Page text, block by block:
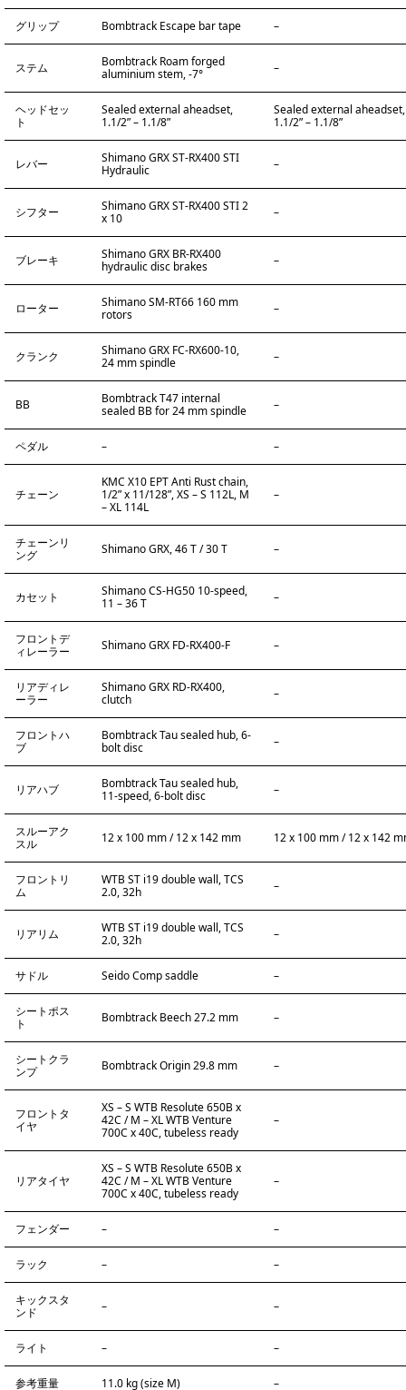
グリップ Bombtrack Escape bar tape –
ステム
Bombtrack Roam forged
aluminium stem, -7°
–
ヘッドセッ
ト
Sealed external aheadset,
1.1/2” – 1.1/8”
Sealed external aheadset,
1.1/2” – 1.1/8”
レバー
Shimano GRX ST-RX400 STI
Hydraulic
–
シフター
Shimano GRX ST-RX400 STI 2
x 10
–
ブレーキ
Shimano GRX BR-RX400
hydraulic disc brakes
–
ローター
Shimano SM-RT66 160 mm
rotors
–
クランク
Shimano GRX FC-RX600-10,
24 mm spindle
–
BB
Bombtrack T47 internal
sealed BB for 24 mm spindle
–
ペダル – –
チェーン
KMC X10 EPT Anti Rust chain,
1/2” x 11/128”, XS – S 112L, M
– XL 114L
–
チェーンリ
ング
Shimano GRX, 46 T / 30 T –
カセット
Shimano CS-HG50 10-speed,
11 – 36 T
–
フロントデ
ィレーラー
Shimano GRX FD-RX400-F –
リアディレ
ーラー
Shimano GRX RD-RX400,
clutch
–
フロントハ
ブ
Bombtrack Tau sealed hub, 6-
bolt disc
–
リアハブ
Bombtrack Tau sealed hub,
11-speed, 6-bolt disc
–
スルーアク
スル
12 x 100 mm / 12 x 142 mm 12 x 100 mm / 12 x 142
フロントリ
ム
WTB ST i19 double wall, TCS
2.0, 32h
–
リアリム
WTB ST i19 double wall, TCS
2.0, 32h
–
サドル Seido Comp saddle –
シートポス
ト
Bombtrack Beech 27.2 mm –
シートクラ
ンプ
Bombtrack Origin 29.8 mm –
フロントタ
イヤ
XS – S WTB Resolute 650B x
42C / M – XL WTB Venture
700C x 40C, tubeless ready
–
リアタイヤ
XS – S WTB Resolute 650B x
42C / M – XL WTB Venture
700C x 40C, tubeless ready
–
フェンダー – –
ラック – –
キックスタ
ンド
– –
ライト – –
参考重量 11.0 kg (size M) –